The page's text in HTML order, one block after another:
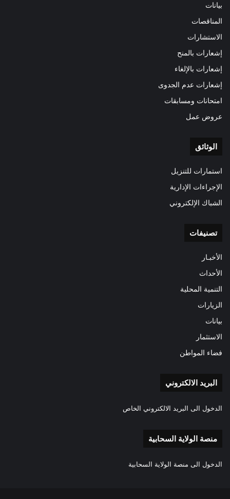
بيانات
المناقصات
الاستشارات
إشعارات بالمنح
إشعارات بالإلغاء
إشعارات عدم الجدوى
امتحانات ومسابقات
عروض عمل
الوثائق
استمارات للتنزيل
الإجراءات الإدارية
الشباك الإلكتروني
تصنيفات
الأخبـار
الأحداث
التنمية المحلية
الزيارات
بيانات
الاستثمار
فضاء المواطن
البريد الالكتروني
الدخول الى البريد الالكتروني الخاص
منصة الولاية السحابية
الدخول الى منصة الولاية السحابية